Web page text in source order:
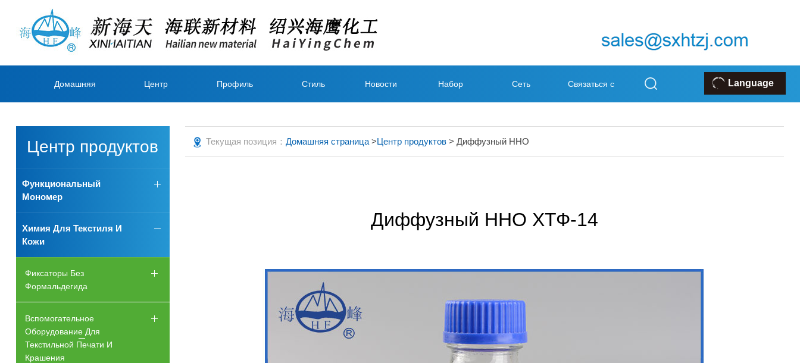
Домашняя Центр Профиль Стиль Новости Набор Сеть Связаться с Language
Центр продуктов
Функциональный
Мономер
Химия Для Текстиля И
Кожи
Фиксаторы Без
Формальдегида
Вспомогательное
Оборудование Для
Текстильной Печати И
Крашения
Текущая позиция： Домашняя страница>Центр продуктов> Диффузный ННО
Диффузный ННО ХТФ-14